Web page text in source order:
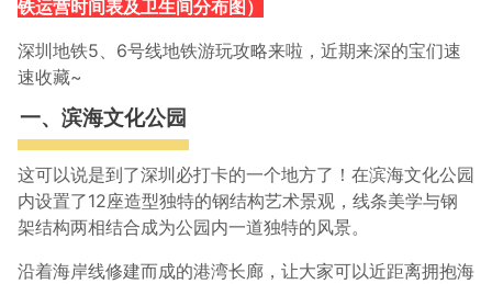
铁运营时间表及卫生间分布图）
深圳地铁5、6号线地铁游玩攻略来啦，近期来深的宝们速
速收藏~
一、滨海文化公园
这可以说是到了深圳必打卡的一个地方了！在滨海文化公园
内设置了12座造型独特的钢结构艺术景观，线条美学与钢
架结构两相结合成为公园内一道独特的风景。
沿着海岸线修建而成的港湾长廊，让大家可以近距离拥抱海